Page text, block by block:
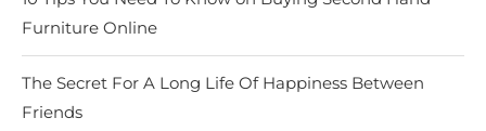
Furniture Online
The Secret For A Long Life Of Happiness Between
Friends